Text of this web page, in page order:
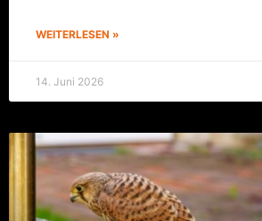
WEITERLESEN »
14. Juni 2026